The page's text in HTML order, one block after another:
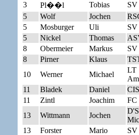
3
Pl��l Tobias
SV
5
Wolf Jochen
5
Mosburger Uli
SV
5
Nickel Thomas
8
Obermeier Markus
SV
8
Pirner Klaus
10
Werner Michael
LT
11
Bladek Daniel
11
Zintl Joachim
FC
13
Wittmann Jochen
13
Forster Mario
SV